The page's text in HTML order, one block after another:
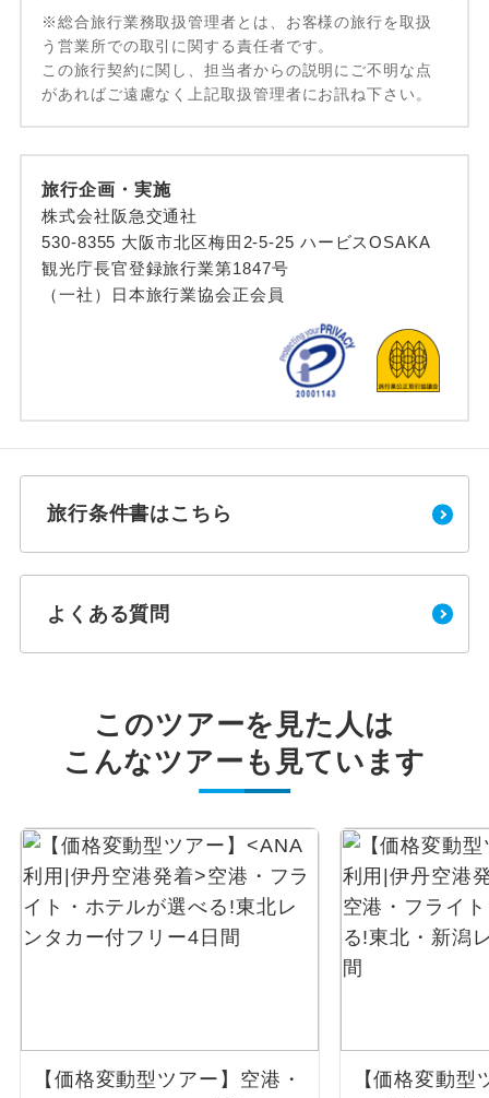
※総合旅行業務取扱管理者とは、お客様の旅行を取扱
う営業所での取引に関する責任者です。
この旅行契約に関し、担当者からの説明にご不明な点
があればご遠慮なく上記取扱管理者にお訊ね下さい。
旅行企画・実施
株式会社阪急交通社
530-8355 大阪市北区梅田2-5-25 ハービスOSAKA
観光庁長官登録旅行業第1847号
（一社）日本旅行業協会正会員
旅行条件書はこちら
よくある質問
このツアーを見た人は
こんなツアーも見ています
【価格変動型ツアー】 空港・
【価格変動型